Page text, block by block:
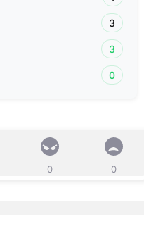
3
3
0
0 0